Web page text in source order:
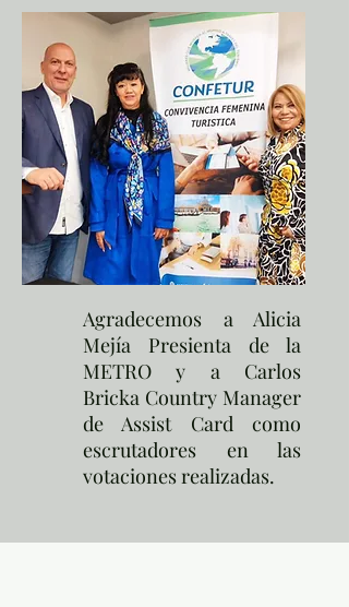
Agradecemos a Alicia
Mejía Presienta de la
METRO y a Carlos
Bricka Country Manager
de Assist Card como
escrutadores en las
votaciones realizadas.